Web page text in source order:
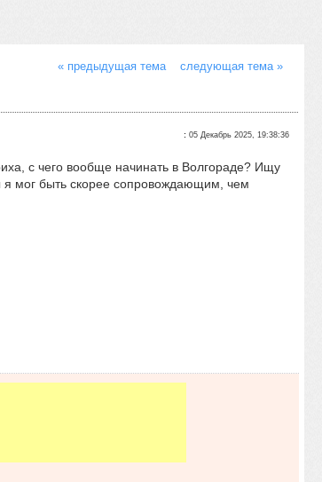
« предыдущая тема следующая тема »
:05 Декабрь 2025, 19:38:36
с чего вообще начинать в Волгораде? Ищу
я мог быть скорее сопровождающим, чем